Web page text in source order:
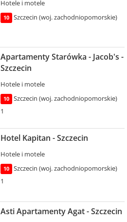
Hotele i motele
10
Szczecin (woj. zachodniopomorskie)
Apartamenty Starówka - Jacob's -
Szczecin
Hotele i motele
10
Szczecin (woj. zachodniopomorskie)
1
Hotel Kapitan - Szczecin
Hotele i motele
10
Szczecin (woj. zachodniopomorskie)
1
Asti Apartamenty Agat - Szczecin